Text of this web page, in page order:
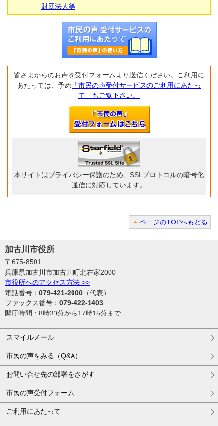
財団法人等
皆さまからのお声を受付フォームより送信ください。ご利用に
あたっては、予め 「市民の声受付サービスのご利用にあたっ
て」もご覧下さい。
本サイトはプライバシー保護のため、SSLプロトコルの暗号化
通信に対応しています。
ページのTOPへもどる
加古川市役所
〒675-8501
兵庫県加古川市加古川町北在家2000
市役所へのアクセス方法 >>
電話番号： 079-421-2000 （代表）
ファックス番号： 079-422-1403
開庁時間：8時30分から17時15分まで
スマイルメール
市民の声をみる（Q&A）
お問い合せ先の部署をさがす
市民の声受付フォーム
ご利用にあたって